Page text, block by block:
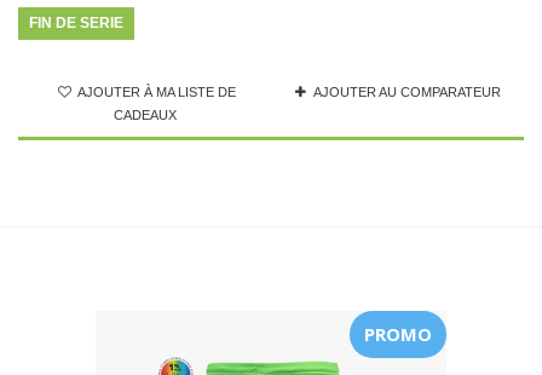
FIN DE SERIE
AJOUTER À MA LISTE DE
CADEAUX
AJOUTER AU COMPARATEUR
PROMO